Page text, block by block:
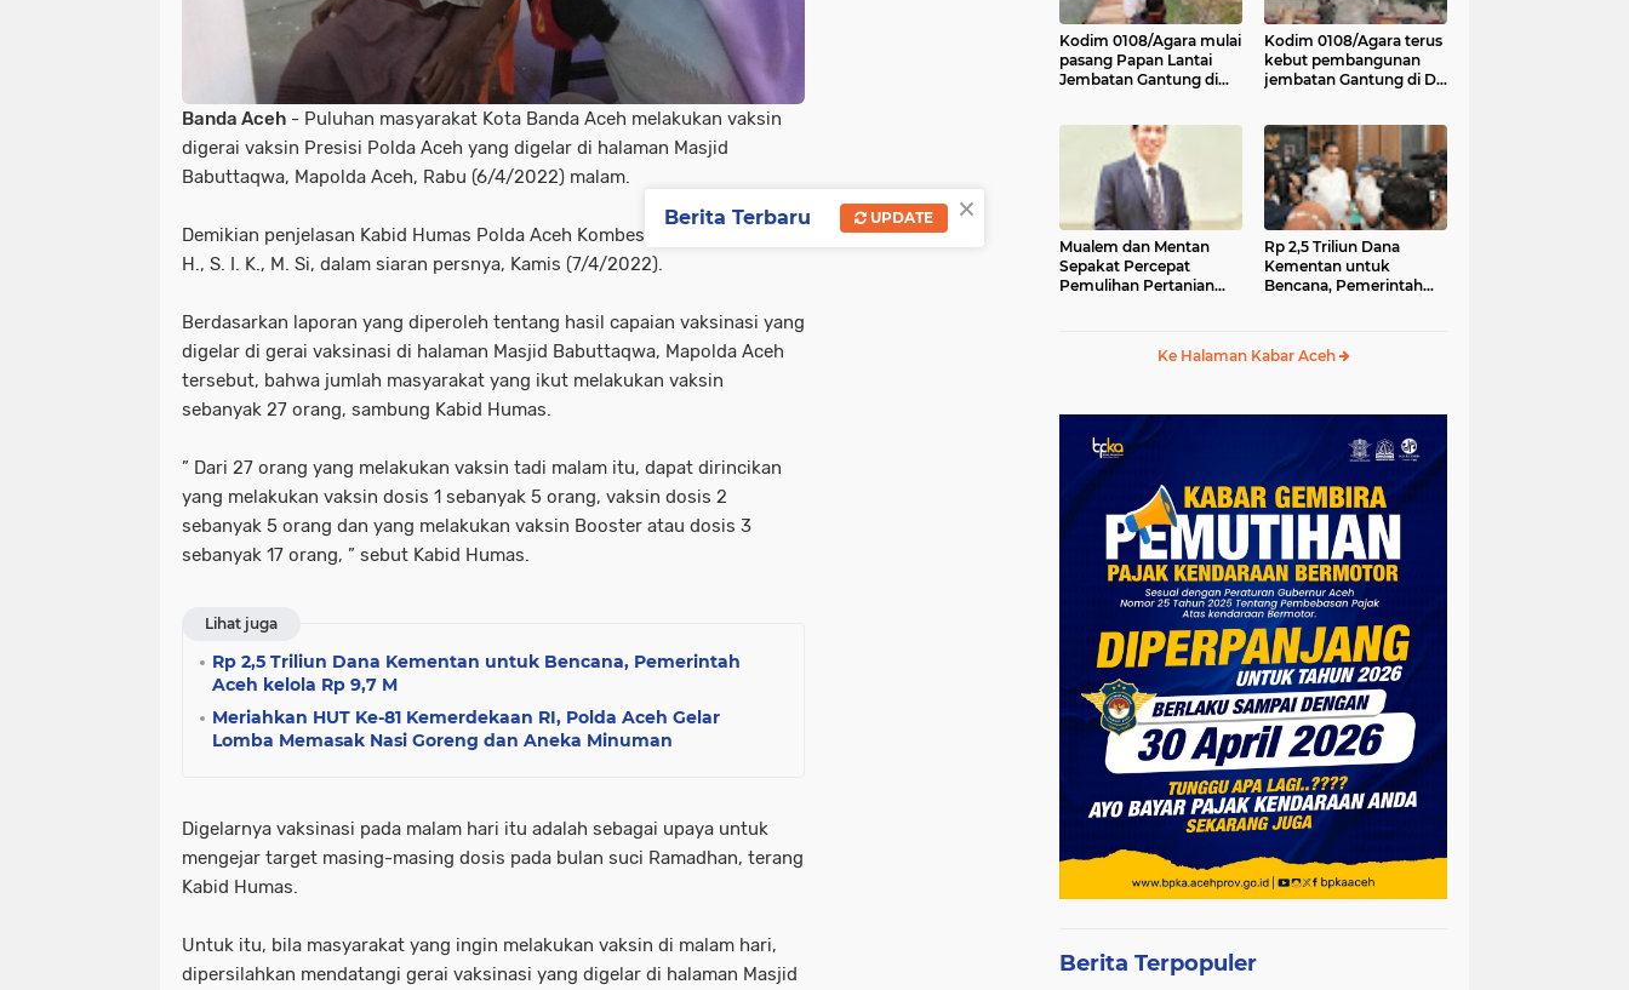
Banda Aceh - Puluhan masyarakat Kota Banda Aceh melakukan vaksin
digerai vaksin Presisi Polda Aceh yang digelar di halaman Masjid
Babuttaqwa, Mapolda Aceh, Rabu (6/4/2022) malam.
Demikian penjelasan Kabid Humas Polda Aceh Kombes Pol. Winardy, S.
H., S. I. K., M. Si, dalam siaran persnya, Kamis (7/4/2022).
Berdasarkan laporan yang diperoleh tentang hasil capaian vaksinasi yang
digelar di gerai vaksinasi di halaman Masjid Babuttaqwa, Mapolda Aceh
tersebut, bahwa jumlah masyarakat yang ikut melakukan vaksin
sebanyak 27 orang, sambung Kabid Humas.
” Dari 27 orang yang melakukan vaksin tadi malam itu, dapat dirincikan
yang melakukan vaksin dosis 1 sebanyak 5 orang, vaksin dosis 2
sebanyak 5 orang dan yang melakukan vaksin Booster atau dosis 3
sebanyak 17 orang, ” sebut Kabid Humas.
Lihat juga
Rp 2,5 Triliun Dana Kementan untuk Bencana, Pemerintah
Aceh kelola Rp 9,7 M
Meriahkan HUT Ke-81 Kemerdekaan RI, Polda Aceh Gelar
Lomba Memasak Nasi Goreng dan Aneka Minuman
Digelarnya vaksinasi pada malam hari itu adalah sebagai upaya untuk
mengejar target masing-masing dosis pada bulan suci Ramadhan, terang
Kabid Humas.
Untuk itu, bila masyarakat yang ingin melakukan vaksin di malam hari,
dipersilahkan mendatangi gerai vaksinasi yang digelar di halaman Masjid
Kodim 0108/Agara mulai
pasang Papan Lantai
Jembatan Gantung di
Kodim 0108/Agara terus
kebut pembangunan
jembatan Gantung di Ds.
Mualem dan Mentan
Sepakat Percepat
Pemulihan Pertanian
Rp 2,5 Triliun Dana
Kementan untuk
Bencana, Pemerintah
Ke Halaman Kabar Aceh
Berita Terpopuler
×
Berita Terbaru UPDATE